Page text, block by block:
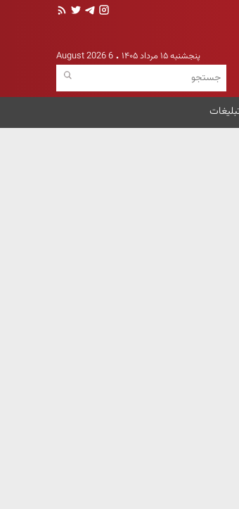
پنجشنبه ۱۵ مرداد ۱۴۰۵ 6 August 2026